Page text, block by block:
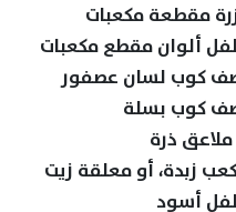
مقطعة مكعبات
ألوان مقطع مكعبات
كوب لسان عصفور
كوب بسلة
زبدة، أو معلقة زيت
أسود